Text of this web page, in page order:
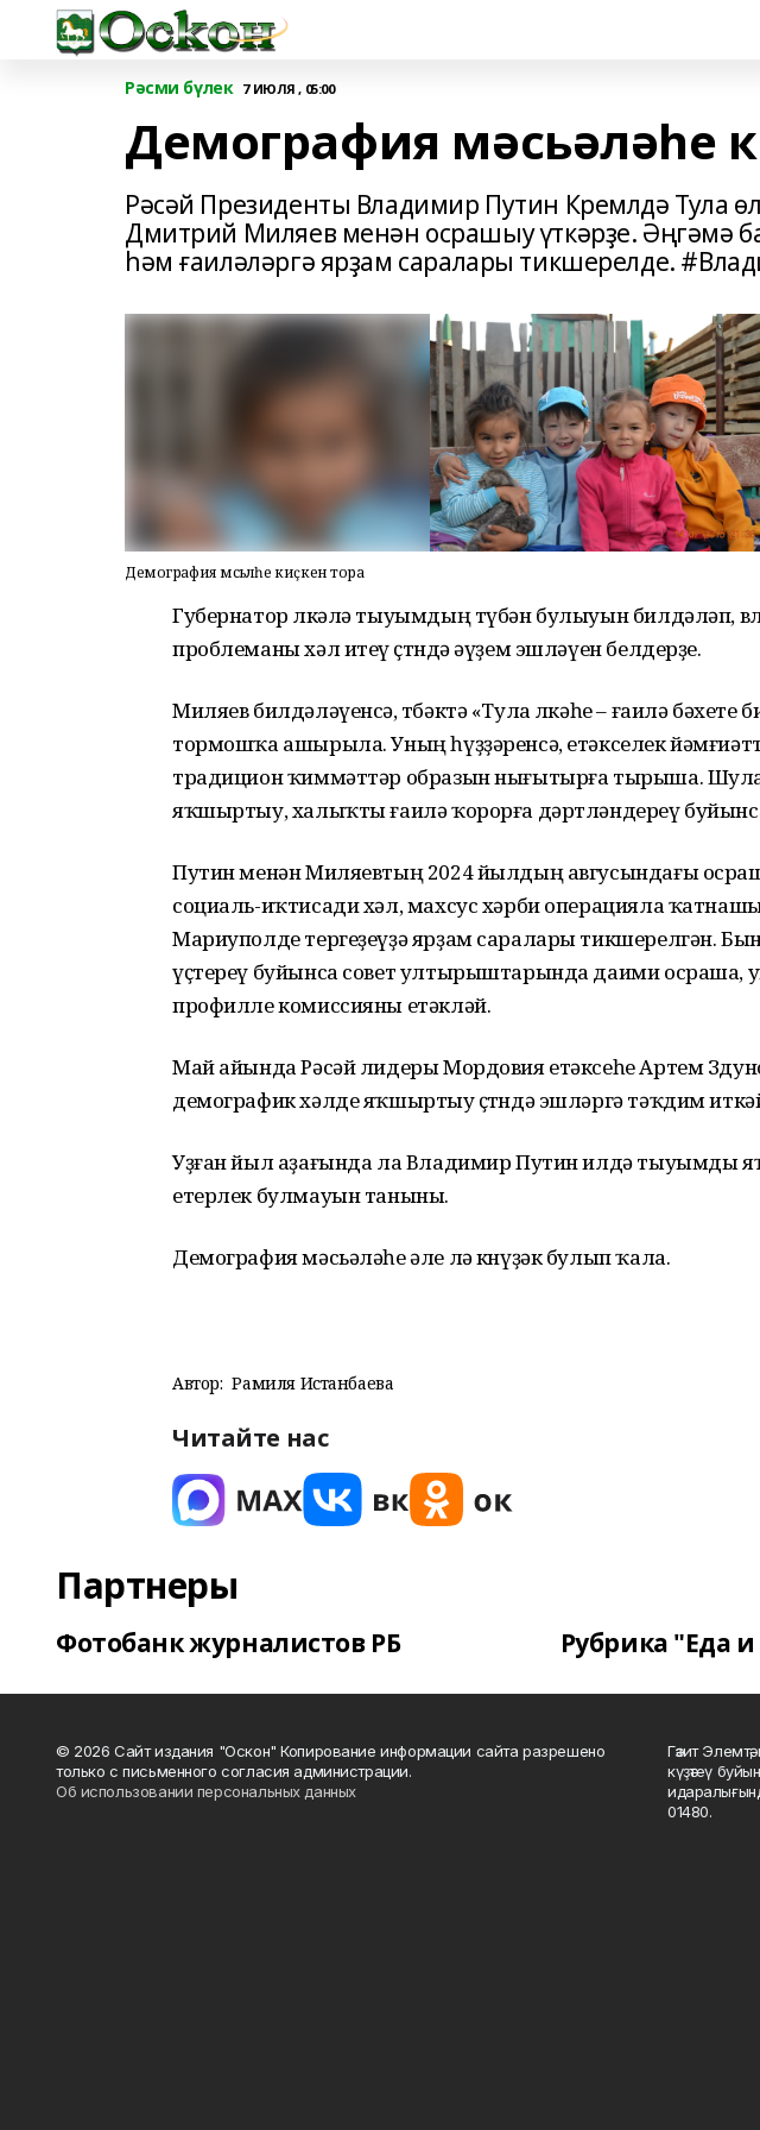
Рәсми бүлек 7 ИЮЛЯ , 05:00
Демография мәсьәләһе
Рәсәй Президенты Владимир Путин Кремлдә Тула
Дмитрий Миляев менән осрашыу үткәрҙе. Әңгәмә
һәм ғаиләләргә ярҙам саралары тикшерелде.
Демография мәсьәләһе киҫкен тора
Губернатор өлкәлә тыуымдың түбән булыуын билдәләп,
проблеманы хәл итеү өҫтөндә әүҙем эшләүен белдерҙе.
Миляев билдәләүенсә, төбәктә «Тула өлкәһе – ғаилә бәхете
тормошҡа ашырыла. Уның һүҙҙәренсә, етәкселек
традицион ҡиммәттәр образын нығытырға тырыша.
яҡшыртыу, халыҡты ғаилә ҡорорға дәртләндереү
Путин менән Миляевтың 2024 йылдың авгусындағы
социаль-иҡтисади хәл, махсус хәрби операцияла
Мариуполде тергеҙеүҙә ярҙам саралары тикшерелгән.
үҫтереү буйынса совет ултырыштарында даими осраша,
профилле комиссияны етәкләй.
Май айында Рәсәй лидеры Мордовия етәксеһе Артем
демографик хәлде яҡшыртыу өҫтөндә эшләргә тәҡдим
Уҙған йыл аҙағында ла Владимир Путин илдә тыуымды
етерлек булмауын таныны.
Демография мәсьәләһе әле лә көнүҙәк булып ҡала.
Автор: Рамиля Истанбаева
Читайте нас
Партнеры
Фотобанк журналистов РБ Рубрика "Еда
© 2026 Сайт издания "Оскон" Копирование информации сайта разрешено
только с письменного согласия администрации.
Об использовании персональных данных
Гәзит
күҙәтеү
01480.